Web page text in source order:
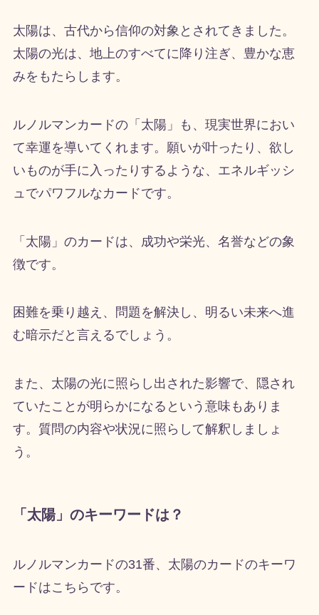
太陽は、古代から信仰の対象とされてきました。
太陽の光は、地上のすべてに降り注ぎ、豊かな恵
みをもたらします。
ルノルマンカードの「太陽」も、現実世界におい
て幸運を導いてくれます。願いが叶ったり、欲し
いものが手に入ったりするような、エネルギッシ
ュでパワフルなカードです。
「太陽」のカードは、成功や栄光、名誉などの象
徴です。
困難を乗り越え、問題を解決し、明るい未来へ進
む暗示だと言えるでしょう。
また、太陽の光に照らし出された影響で、隠され
ていたことが明らかになるという意味もありま
す。質問の内容や状況に照らして解釈しましょ
う。
「太陽」のキーワードは？
ルノルマンカードの31番、太陽のカードのキーワ
ードはこちらです。